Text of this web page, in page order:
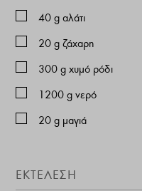
40 g αλάτι
20 g ζάχαρη
300 g χυμό ρόδι
1200 g νερό
20 g μαγιά
ΕΚΤΕΛΕΣΗ